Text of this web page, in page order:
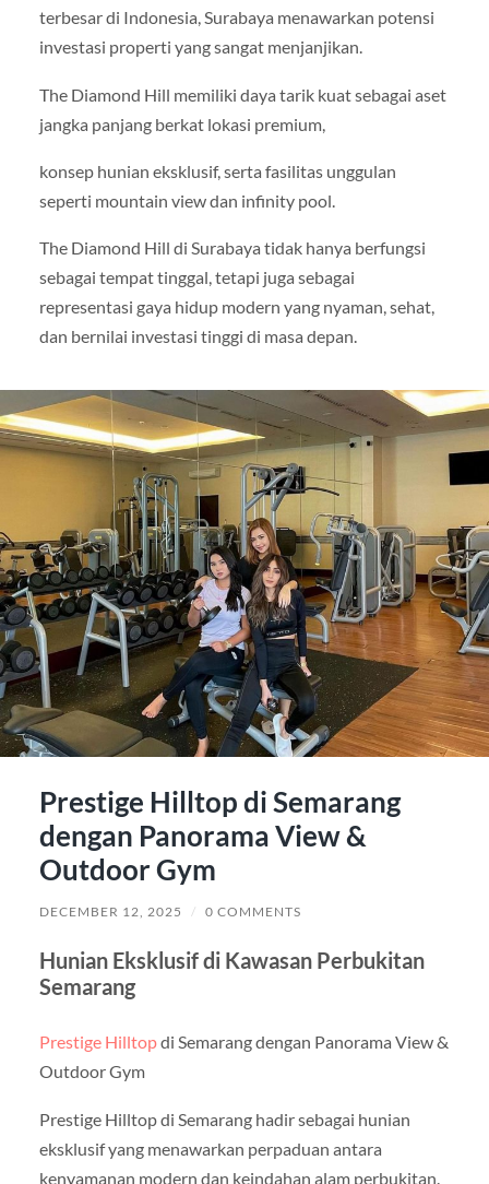
terbesar di Indonesia, Surabaya menawarkan potensi
investasi properti yang sangat menjanjikan.
The Diamond Hill memiliki daya tarik kuat sebagai aset
jangka panjang berkat lokasi premium,
konsep hunian eksklusif, serta fasilitas unggulan
seperti mountain view dan infinity pool.
The Diamond Hill di Surabaya tidak hanya berfungsi
sebagai tempat tinggal, tetapi juga sebagai
representasi gaya hidup modern yang nyaman, sehat,
dan bernilai investasi tinggi di masa depan.
Prestige Hilltop di Semarang
dengan Panorama View &
Outdoor Gym
DECEMBER 12, 2025 / 0 COMMENTS
Hunian Eksklusif di Kawasan Perbukitan
Semarang
Prestige Hilltopdi Semarang dengan Panorama View &
Outdoor Gym
Prestige Hilltop di Semarang hadir sebagai hunian
eksklusif yang menawarkan perpaduan antara
kenyamanan modern dan keindahan alam perbukitan.